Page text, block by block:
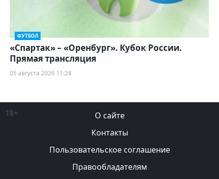
ФУТБОЛ
«Спартак» – «Оренбург». Кубок России.
Прямая трансляция
05 августа 2026 11:24
18+
О сайте
Контакты
Пользовательское соглашение
Правообладателям